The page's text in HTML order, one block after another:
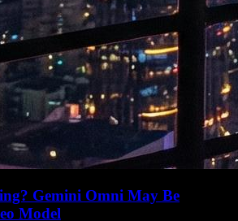
Gemini Omni May Be
Model